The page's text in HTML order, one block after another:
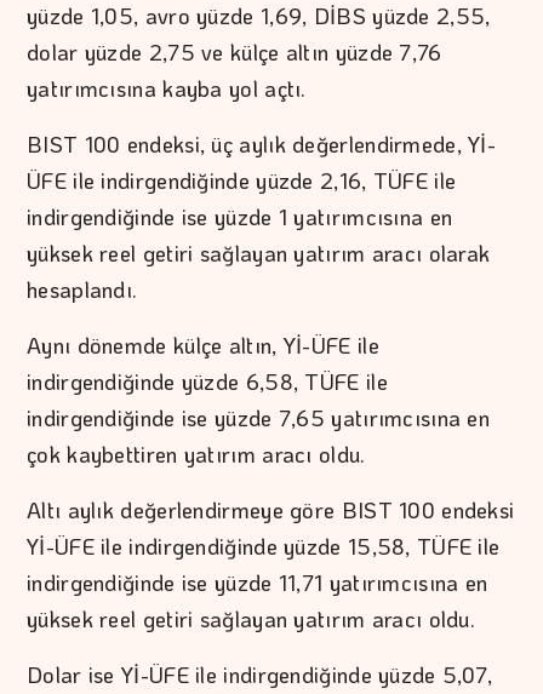
yüzde 1,05, avro yüzde 1,69, DİBS yüzde 2,55,
dolar yüzde 2,75 ve külçe altın yüzde 7,76
yatırımcısına kayba yol açtı.
BIST 100 endeksi, üç aylık değerlendirmede, Yİ-
ÜFE ile indirgendiğinde yüzde 2,16, TÜFE ile
indirgendiğinde ise yüzde 1 yatırımcısına en
yüksek reel getiri sağlayan yatırım aracı olarak
hesaplandı.
Aynı dönemde külçe altın, Yİ-ÜFE ile
indirgendiğinde yüzde 6,58, TÜFE ile
indirgendiğinde ise yüzde 7,65 yatırımcısına en
çok kaybettiren yatırım aracı oldu.
Altı aylık değerlendirmeye göre BIST 100 endeksi
Yİ-ÜFE ile indirgendiğinde yüzde 15,58, TÜFE ile
indirgendiğinde ise yüzde 11,71 yatırımcısına en
yüksek reel getiri sağlayan yatırım aracı oldu.
Dolar ise Yİ-ÜFE ile indirgendiğinde yüzde 5,07,